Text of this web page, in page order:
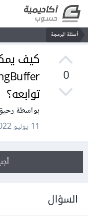
أسئلة البرمجة
0
كيف
توابعه؟
بواسطة
11 يوليو 2022
السؤال